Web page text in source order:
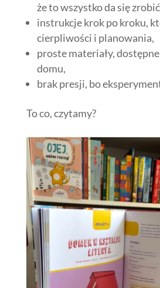
że to wszystko da się
instrukcje krok po kroku,
cierpliwości i planowania,
proste materiały,
domu,
brak presji, bo
To co, czytamy?